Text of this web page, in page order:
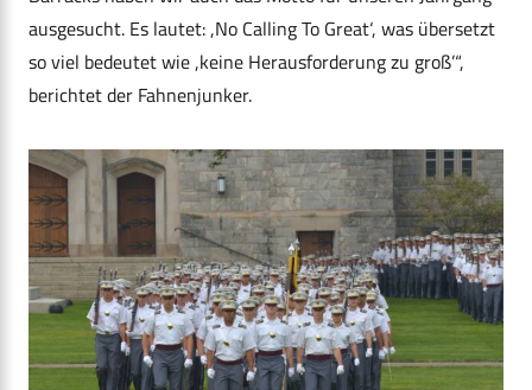
ausgesucht. Es lautet: ,No Calling To Great‘, was übersetzt
so viel bedeutet wie ,keine Herausforderung zu groß’“,
berichtet der Fahnenjunker.